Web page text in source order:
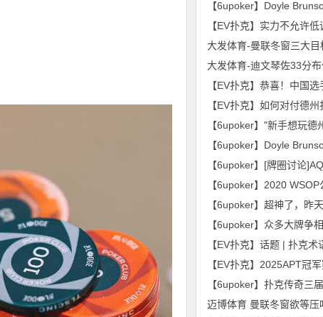
【6upoker】Doyle
【6upoker】2020
迈博体育 曼联冬窗欲等压